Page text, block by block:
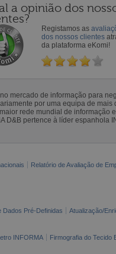
a opinião dos
Registamos as
dos nossos clientes
da plataforma eKomi!
mercado de informação para
por uma equipa de
rede mundial de informação
D&B pertence à líder espanhola
Relatório de Avaliação de
Dados Pré-Definidas Atualização/
INFORMA Firmografia do Tecido